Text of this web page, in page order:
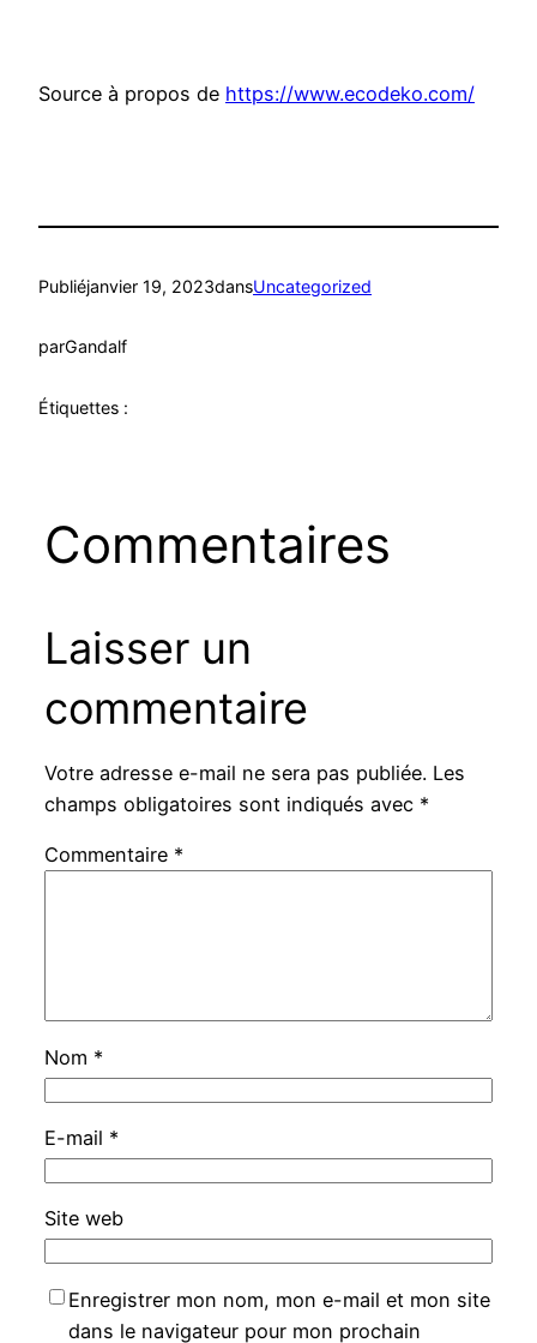
Source à propos de https://www.ecodeko.com/
Publiéjanvier 19, 2023dansUncategorized
parGandalf
Étiquettes :
Commentaires
Laisser un
commentaire
Votre adresse e-mail ne sera pas publiée. Les
champs obligatoires sont indiqués avec *
Commentaire *
Nom *
E-mail *
Site web
Enregistrer mon nom, mon e-mail et mon site
dans le navigateur pour mon prochain